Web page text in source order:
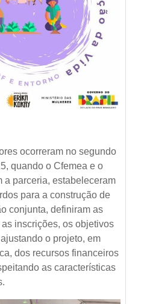
ocorreram no segundo
quando o Cfemea e o
a parceria, estabeleceram
para a construção de
conjunta, definiram as
inscrições, os objetivos
o projeto, em
dos recursos financeiros
as características